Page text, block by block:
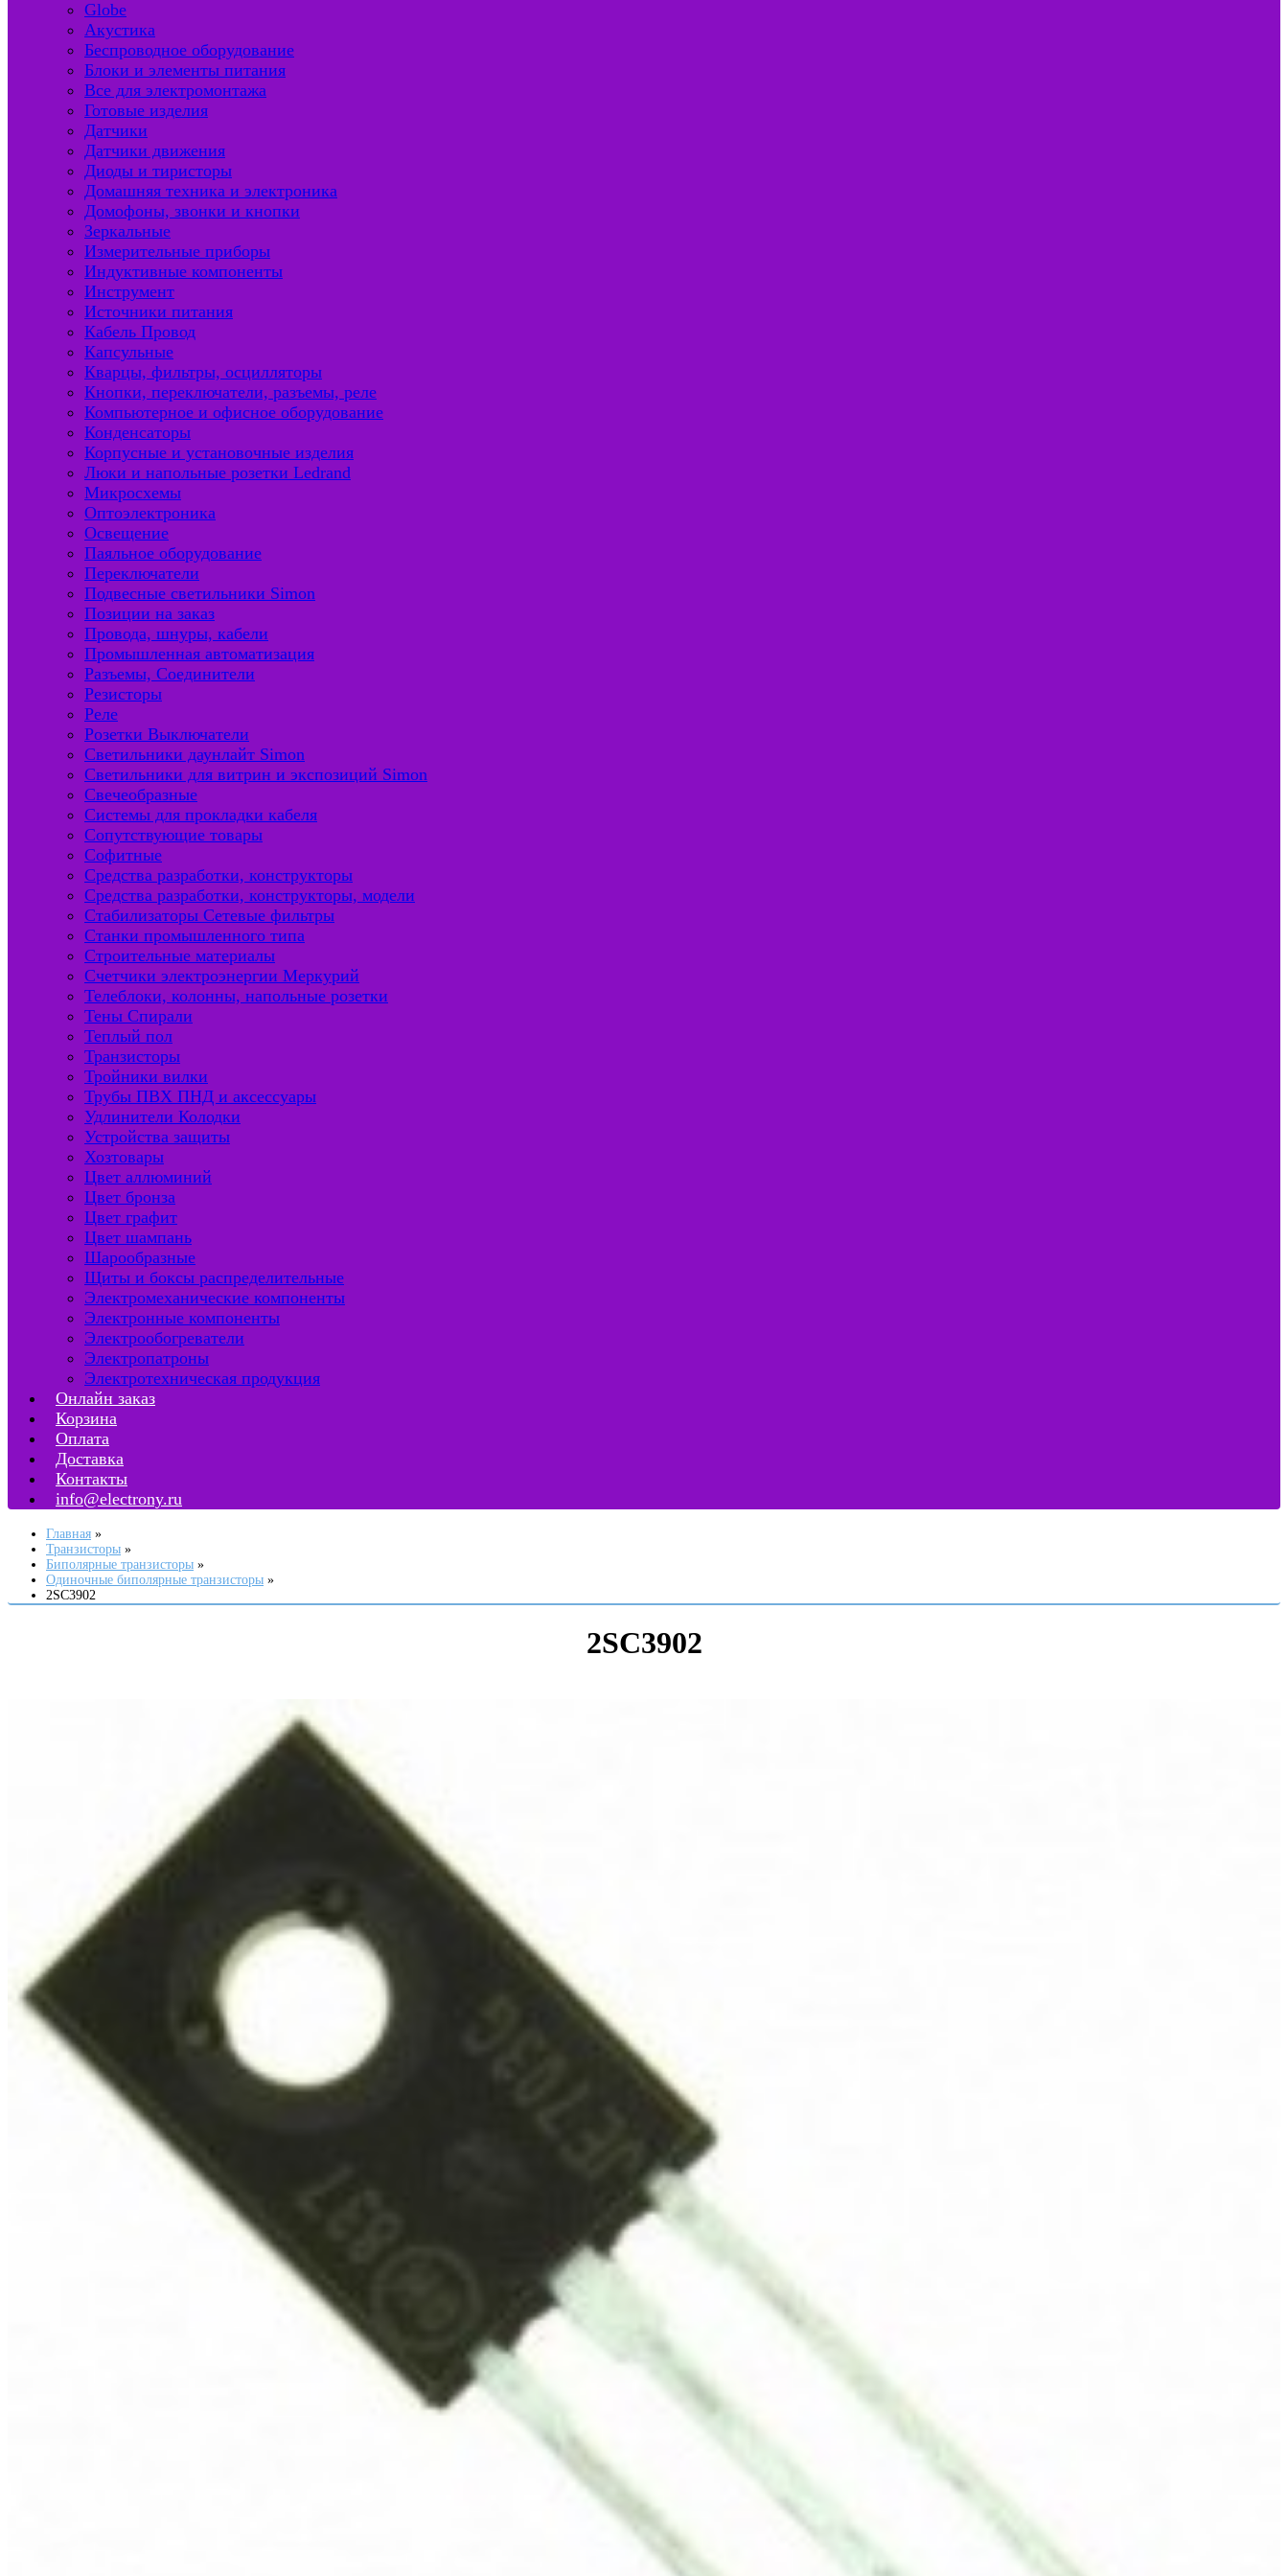
Globe
Акустика
Беспроводное оборудование
Блоки и элементы питания
Все для электромонтажа
Готовые изделия
Датчики
Датчики движения
Диоды и тиристоры
Домашняя техника и электроника
Домофоны, звонки и кнопки
Зеркальные
Измерительные приборы
Индуктивные компоненты
Инструмент
Источники питания
Кабель Провод
Капсульные
Кварцы, фильтры, осцилляторы
Кнопки, переключатели, разъемы, реле
Компьютерное и офисное оборудование
Конденсаторы
Корпусные и установочные изделия
Люки и напольные розетки Ledrand
Микросхемы
Оптоэлектроника
Освещение
Паяльное оборудование
Переключатели
Подвесные светильники Simon
Позиции на заказ
Провода, шнуры, кабели
Промышленная автоматизация
Разъемы, Соединители
Резисторы
Реле
Розетки Выключатели
Светильники даунлайт Simon
Светильники для витрин и экспозиций Simon
Свечеобразные
Системы для прокладки кабеля
Сопутствующие товары
Софитные
Средства разработки, конструкторы
Средства разработки, конструкторы, модели
Стабилизаторы Сетевые фильтры
Станки промышленного типа
Строительные материалы
Счетчики электроэнергии Меркурий
Телеблоки, колонны, напольные розетки
Тены Спирали
Теплый пол
Транзисторы
Тройники вилки
Трубы ПВХ ПНД и аксессуары
Удлинители Колодки
Устройства защиты
Хозтовары
Цвет аллюминий
Цвет бронза
Цвет графит
Цвет шампань
Шарообразные
Щиты и боксы распределительные
Электромеханические компоненты
Электронные компоненты
Электрообогреватели
Электропатроны
Электротехническая продукция
Онлайн заказ
Корзина
Оплата
Доставка
Контакты
info@electrony.ru
Главная
Транзисторы
Биполярные транзисторы
Одиночные биполярные транзисторы
2SC3902
2SC3902